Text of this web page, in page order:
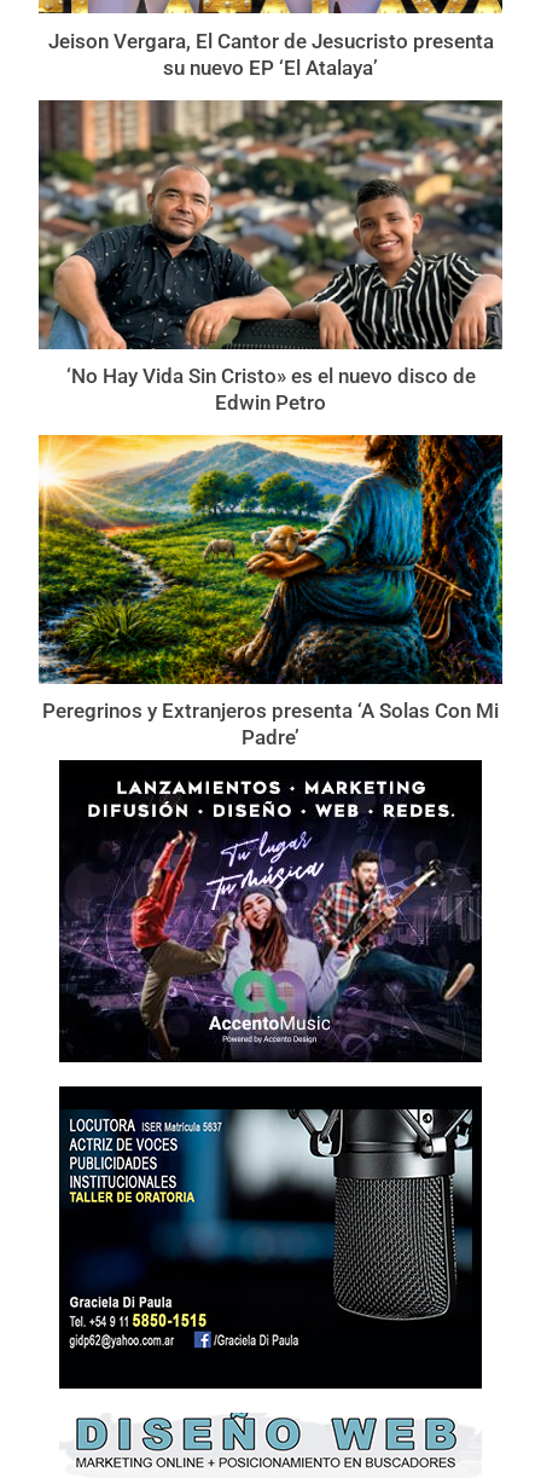
Jeison Vergara, El Cantor de Jesucristo presenta
su nuevo EP ‘El Atalaya’
‘No Hay Vida Sin Cristo» es el nuevo disco de
Edwin Petro
Peregrinos y Extranjeros presenta ‘A Solas Con Mi
Padre’